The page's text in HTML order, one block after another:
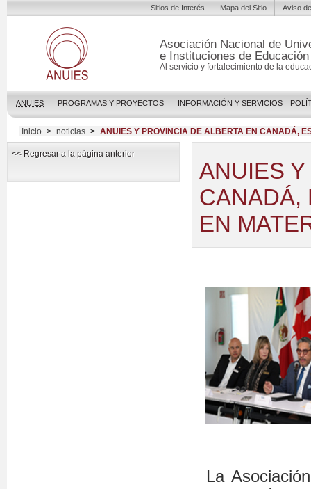
Asociación Nacional de
e Instituciones de
Al servicio y fortalecimiento de la
ANUIES PROGRAMAS Y PROYECTOS INFORMACIÓN Y SERVICIOS
Sitios de Interés Mapa del Sitio Aviso
Inicio > noticias > ANUIES Y PROVINCIA DE ALBERTA EN CANADÁ,
<< Regresar a la página anterior
ANUIES
CANADÁ,
EN
La